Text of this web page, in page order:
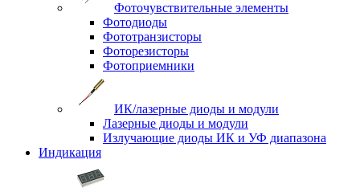
Фоточувствительные элементы
Фотодиоды
Фототранзисторы
Фоторезисторы
Фотоприемники
ИК/лазерные диоды и модули
Лазерные диоды и модули
Излучающие диоды ИК и УФ диапазона
Индикация